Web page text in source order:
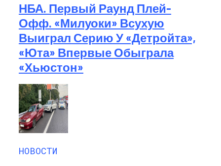
НБА. Первый Раунд Плей-
Офф. «Милуоки» Всухую
Выиграл Серию У «Детройта»,
«Юта» Впервые Обыграла
«Хьюстон»
НОВОСТИ